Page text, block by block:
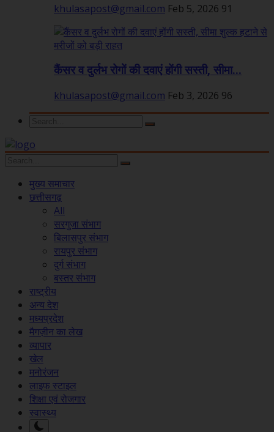
khulasapost@gmail.com Feb 5, 2026 91
कैंसर व दुर्लभ रोगों की दवाएं होंगी सस्ती, सीमा...
khulasapost@gmail.com Feb 3, 2026 96
मुख्य समाचार
छत्तीसगढ़
All
सरगुजा संभाग
बिलासपुर संभाग
रायपुर संभाग
दुर्ग संभाग
बस्तर संभाग
राष्ट्रीय
अन्य देश
मध्यप्रदेश
मैगज़ीन का लेख
व्यापार
खेल
मनोरंजन
लाइफ स्टाइल
शिक्षा एवं रोजगार
स्वास्थ्य